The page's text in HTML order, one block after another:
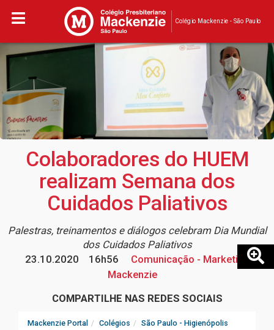
Colégio Mackenzie - São Paulo
Colaboradores do HUEM
realizam Semana dos
Cuidados Paliativos
Palestras, treinamentos e diálogos celebram Dia Mundial
dos Cuidados Paliativos
23.10.2020
16h56
Comunicação - Marketing
Mackenzie
COMPARTILHE NAS REDES SOCIAIS
Mackenzie Portal Colégios
São Paulo - Higienópolis